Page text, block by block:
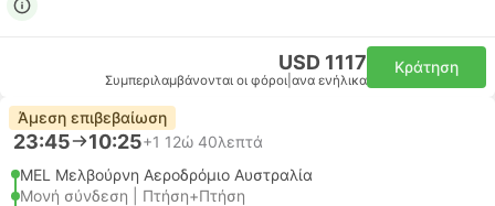
USD 1117
Συμπεριλαμβάνονται οι φόροι ανα ενήλικα
Κράτηση
Άμεση επιβεβαίωση
23:45 10:25+1 12ώ 40λεπτά
MEL Μελβούρνη Αεροδρόμιο Αυστραλία
Μονή σύνδεση | Πτήση+Πτήση